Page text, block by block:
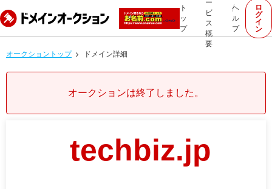
ト
ッ
プ
ー
ビ
ス
概
要
ヘ
ル
プ
ロ
グ
イ
ン
オークショントップ ドメイン詳細
オークションは終了しました。
techbiz.jp